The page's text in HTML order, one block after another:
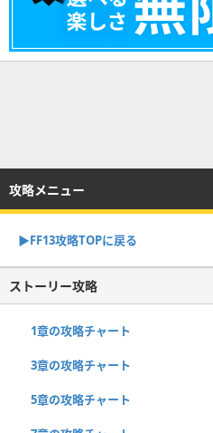
攻略メニュー
▶︎FF13攻略TOPに戻る
ストーリー攻略
1章の攻略チャート
3章の攻略チャート
5章の攻略チャート